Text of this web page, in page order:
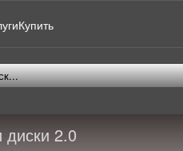
Купить
2.0